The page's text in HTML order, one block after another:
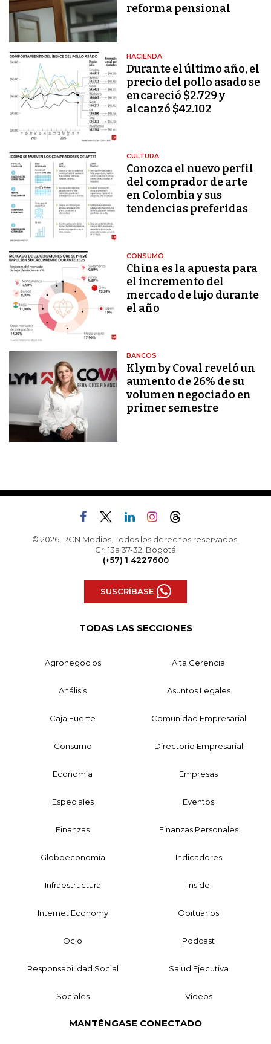
reforma pensional
HACIENDA
Durante el último año, el
precio del pollo asado se
encareció $2.729 y
alcanzó $42.102
CULTURA
Conozca el nuevo perfil
del comprador de arte
en Colombia y sus
tendencias preferidas
CONSUMO
China es la apuesta para
el incremento del
mercado de lujo durante
el año
BANCOS
Klym by Coval reveló un
aumento de 26% de su
volumen negociado en
primer semestre
© 2026, RCN Medios. Todos los derechos reservados.
Cr. 13a 37-32, Bogotá
(+57) 1 4227600
SUSCRÍBASE
TODAS LAS SECCIONES
Agronegocios Alta Gerencia
Análisis Asuntos Legales
Caja Fuerte Comunidad Empresarial
Consumo Directorio Empresarial
Economía Empresas
Especiales Eventos
Finanzas Finanzas Personales
Globoeconomía Indicadores
Infraestructura Inside
Internet Economy Obituarios
Ocio Podcast
Responsabilidad Social Salud Ejecutiva
Sociales Videos
MANTÉNGASE CONECTADO